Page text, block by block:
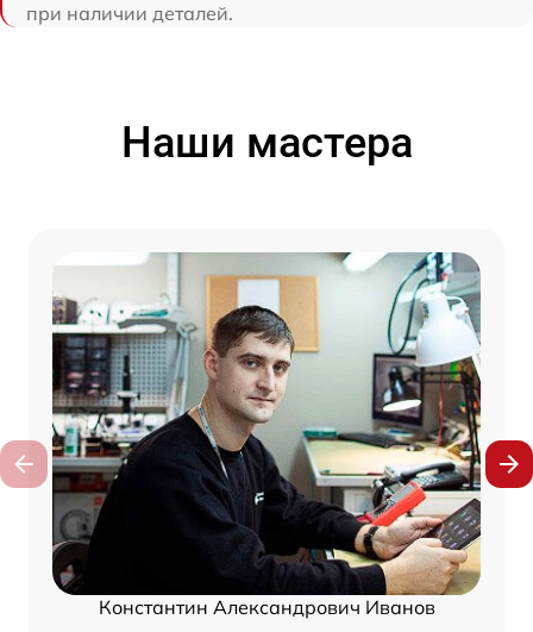
при наличии деталей.
Наши мастера
Константин Александрович Иванов